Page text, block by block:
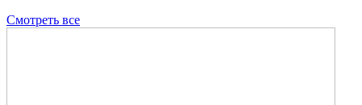
Смотреть все